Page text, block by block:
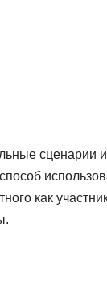
сценарии
как